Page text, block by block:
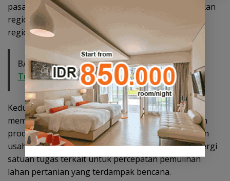
pasar, penguatan distribusi dan konektivitas pasokan
regional, serta penguatan manajemen risiko inflasi
regional.
BACA JUGA: Ekonomi Kepri di Triwulan II 2026
Tumbuh 6,99 Persen, Tertinggi di Sumatera
Kedua, antisipasi risiko cuaca ekstrem untuk
memperkuat ketahanan pangan melalui penguatan
produksi berbasis adaptasi iklim serta perlindungan
usaha tani dan pascapanen. Ketiga, penguatan sinergi
satuan tugas terkait untuk percepatan pemulihan
lahan pertanian yang terdampak bencana.